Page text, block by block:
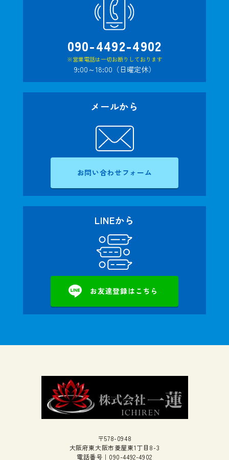
090-4492-4902
※営業電話は一切お断りしております
9:00～18:00（日曜定休）
メールから
お問い合わせフォーム
LINEから
お友達登録はこちら
〒578-0948
大阪府東大阪市菱屋東1丁目8-3
電話番号｜ 090-4492-4902